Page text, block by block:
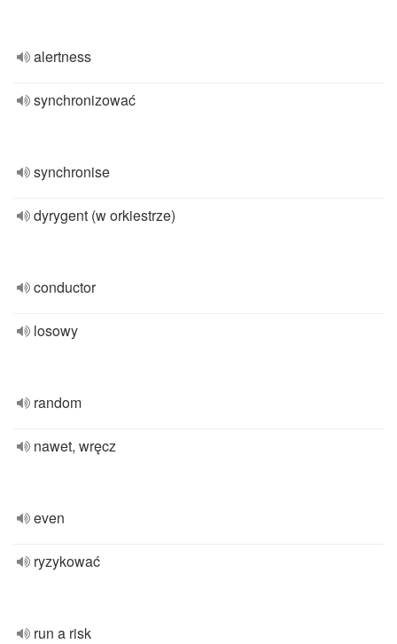
alertness
synchronizować
synchronise
dyrygent (w orkiestrze)
conductor
losowy
random
nawet, wręcz
even
ryzykować
run a risk